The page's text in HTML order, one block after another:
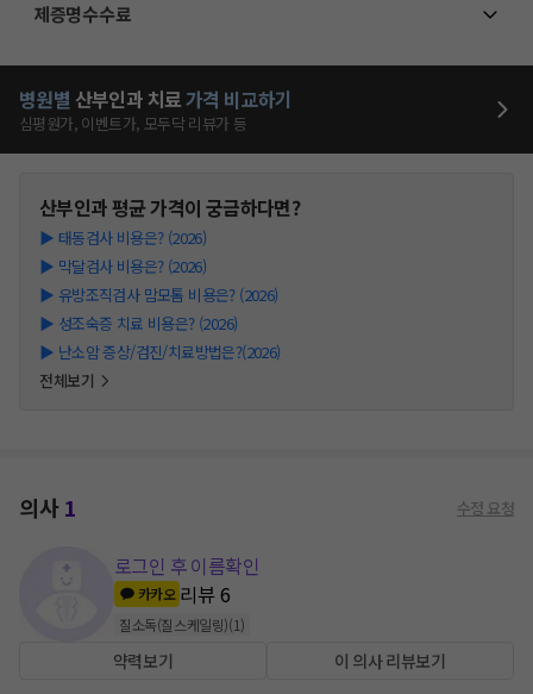
제증명수수료
병원별 산부인과 치료가격 비교하기
심평원가, 이벤트가, 모두닥 리뷰가 등
산부인과평균 가격이 궁금하다면?
▶ 태동검사 비용은? (2026)
▶ 막달검사 비용은? (2026)
▶ 유방조직검사 맘모톰 비용은? (2026)
▶ 성조숙증 치료 비용은? (2026)
▶ 난소암 증상/검진/치료방법은?(2026)
전체보기
의사1 수정 요청
로그인 후 이름확인
카카오 리뷰6
질소독(질스케일링)(1)
약력보기 이 의사 리뷰보기